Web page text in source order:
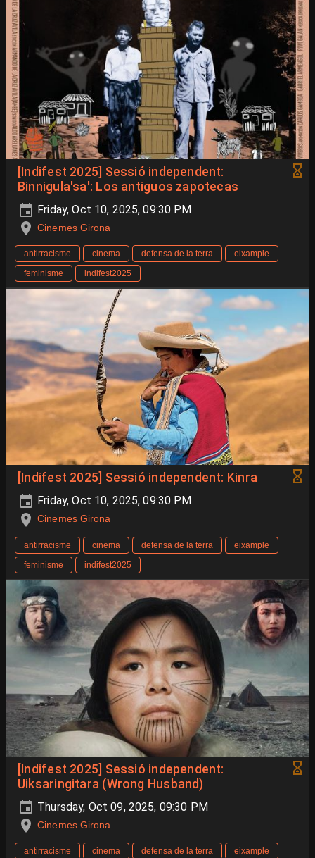
[Indifest 2025] Sessió independent:
Binnigula'sa': Los antiguos zapotecas
Friday, Oct 10, 2025, 09:30 PM
Cinemes Girona
antirracisme cinema defensa de la terra
eixample
feminisme
indifest2025
[Indifest 2025] Sessió independent: Kinra
Friday, Oct 10, 2025, 09:30 PM
Cinemes Girona
antirracisme cinema defensa de la terra
eixample
feminisme
indifest2025
[Indifest 2025] Sessió independent:
Uiksaringitara (Wrong Husband)
Thursday, Oct 09, 2025, 09:30 PM
Cinemes Girona
antirracisme cinema defensa de la terra
eixample